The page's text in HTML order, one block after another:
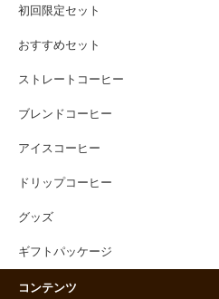
初回限定セット
おすすめセット
ストレートコーヒー
ブレンドコーヒー
アイスコーヒー
ドリップコーヒー
グッズ
ギフトパッケージ
コンテンツ